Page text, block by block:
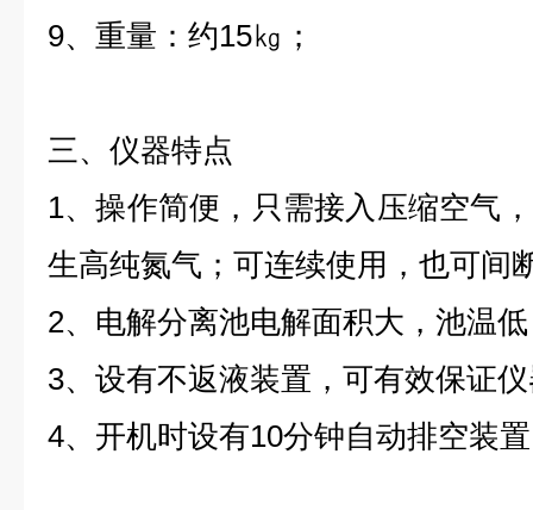
9、重量： 约15㎏；
三、仪器特点
1、操作简便，只需接入压缩空气
生高纯氮气；可连续使用，也可间
2、电解分离池电解面积大，池温
3、设有不返液装置，可有效保证
4、开机时设有10分钟自动排空装